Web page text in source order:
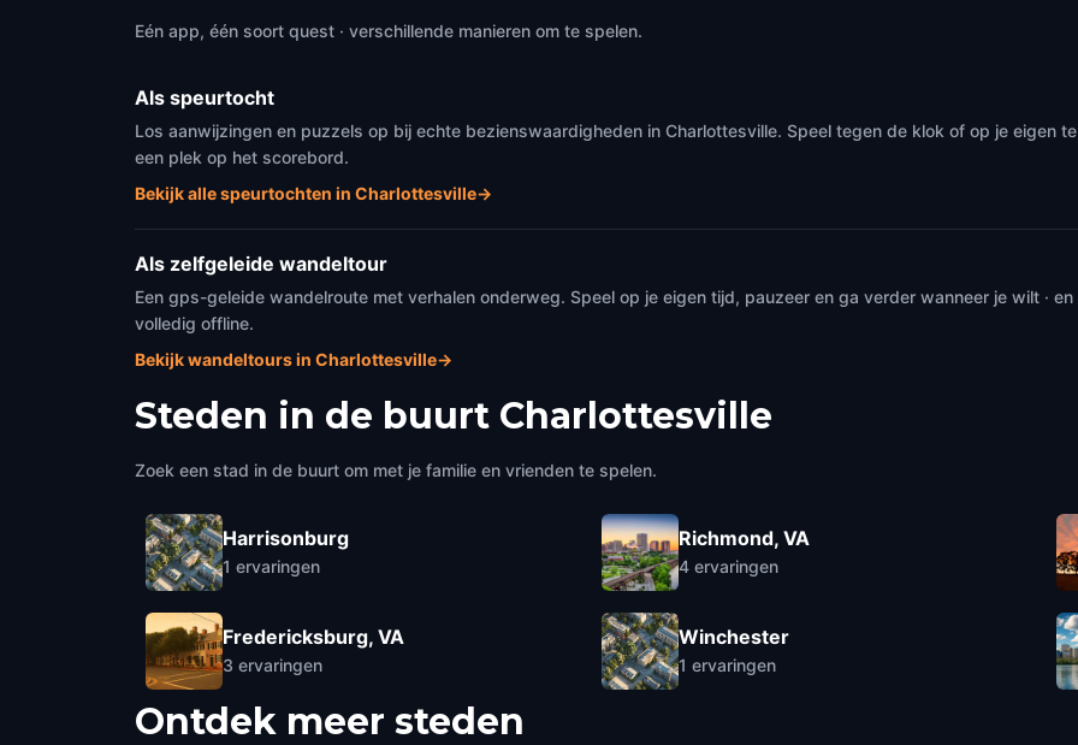
Eén app, één soort quest · verschillende manieren om te spelen.
Als speurtocht
Los aanwijzingen en puzzels op bij echte bezienswaardigheden in Charlottesville. Speel tegen de klok of op je eigen
een plek op het scorebord.
Bekijk alle speurtochten in Charlottesville→
Als zelfgeleide wandeltour
Een gps-geleide wandelroute met verhalen onderweg. Speel op je eigen tijd, pauzeer en ga verder wanneer je wilt ·
volledig offline.
Bekijk wandeltours in Charlottesville→
Steden in de buurt Charlottesville
Zoek een stad in de buurt om met je familie en vrienden te spelen.
Harrisonburg
1 ervaringen
Fredericksburg, VA
3 ervaringen
Richmond, VA
4 ervaringen
Winchester
1 ervaringen
Ontdek meer steden